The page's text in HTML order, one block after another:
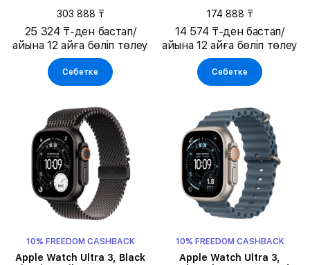
Aluminium
303 888 ₸
25 324 ₸-ден бастап/
айына 12 айға бөліп төлеу
Себетке
174 888 ₸
14 574 ₸-ден бастап/
айына 12 айға бөліп төлеу
Себетке
10% FREEDOM CASHBACK
Apple Watch Ultra 3, Black
10% FREEDOM CASHBACK
Apple Watch Ultra 3,